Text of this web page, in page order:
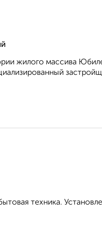
жилого массива
техника.